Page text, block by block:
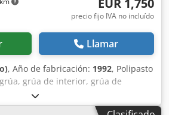
precio fijo IVA no incluído
Llamar
, Año de fabricación: 1992, Polipasto
grúa de interior, grúa de
carro de ruedas, carro de grúa,
de traslación de grúa,